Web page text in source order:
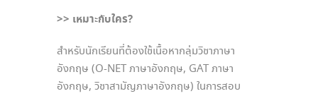
>> เหมาะกับใคร?
สำหรับนักเรียนที่ต้องใช้เนื้อหากลุ่มวิชาภาษา
อังกฤษ (O-NET ภาษาอังกฤษ, GAT ภาษา
อังกฤษ, วิชาสามัญภาษาอังกฤษ) ในการสอบ